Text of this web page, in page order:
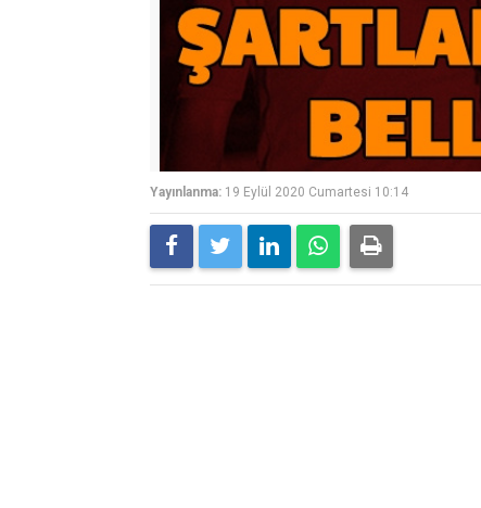
Yayınlanma: 19 Eylül 2020 Cumartesi 10:14